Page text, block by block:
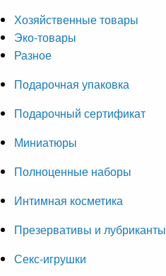
Хозяйственные товары
Эко-товары
Разное
Подарочная упаковка
Подарочный сертификат
Миниатюры
Полноценные наборы
Интимная косметика
Презервативы и лубриканты
Секс-игрушки